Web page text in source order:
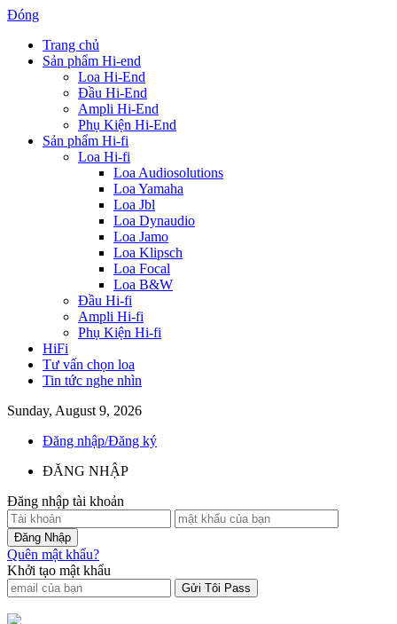
Đóng
Trang chủ
Sản phẩm Hi-end
Loa Hi-End
Đầu Hi-End
Ampli Hi-End
Phụ Kiện Hi-End
Sản phẩm Hi-fi
Loa Hi-fi
Loa Audiosolutions
Loa Yamaha
Loa Jbl
Loa Dynaudio
Loa Jamo
Loa Klipsch
Loa Focal
Loa B&W
Đầu Hi-fi
Ampli Hi-fi
Phụ Kiện Hi-fi
HiFi
Tư vấn chọn loa
Tin tức nghe nhìn
Sunday, August 9, 2026
Đăng nhập/Đăng ký
ĐĂNG NHẬP
Đăng nhập tài khoản
Quên mật khẩu?
Khởi tạo mật khẩu